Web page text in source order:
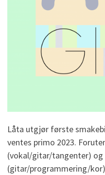
Låta utgjør første
ventes primo 2023.
(vokal/gitar/tangenter) og
(gitar/programmering/